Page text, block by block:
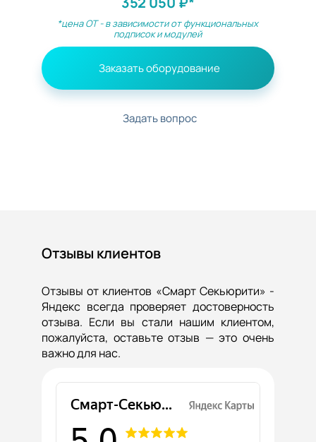
*цена ОТ - в зависимости от функциональных
подписок и модулей
Заказать оборудование
Задать вопрос
Отзывы клиентов
Отзывы от клиентов «Смарт Секьюрити» -
Яндекс всегда проверяет достоверность
отзыва. Если вы стали нашим клиентом,
пожалуйста, оставьте отзыв — это очень
важно для нас.